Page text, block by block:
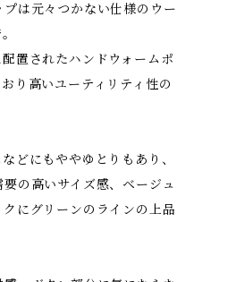
は元々つかない仕様のウー
置されたハンドウォームポ
り高いユーティリティ性の
どにもややゆとりもあり、
の高いサイズ感、ベージュ
にグリーンのラインの上品